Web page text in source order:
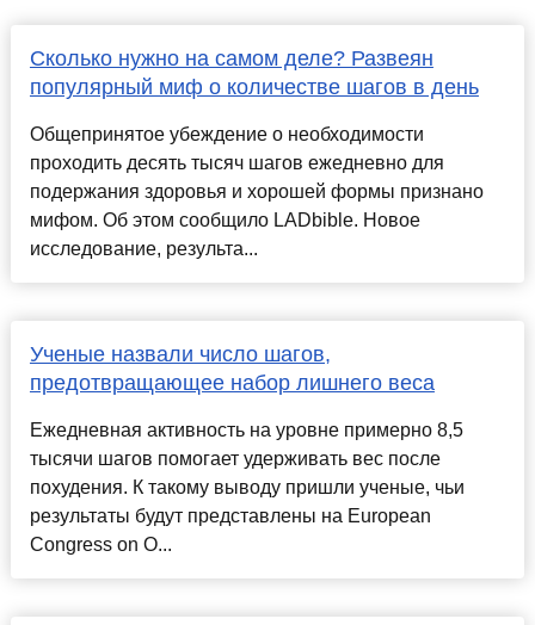
Сколько нужно на самом деле? Развеян
популярный миф о количестве шагов в день
Общепринятое убеждение о необходимости
проходить десять тысяч шагов ежедневно для
подержания здоровья и хорошей формы признано
мифом. Об этом сообщило LADbible. Новое
исследование, результа...
Ученые назвали число шагов,
предотвращающее набор лишнего веса
Ежедневная активность на уровне примерно 8,5
тысячи шагов помогает удерживать вес после
похудения. К такому выводу пришли ученые, чьи
результаты будут представлены на European
Congress on O...